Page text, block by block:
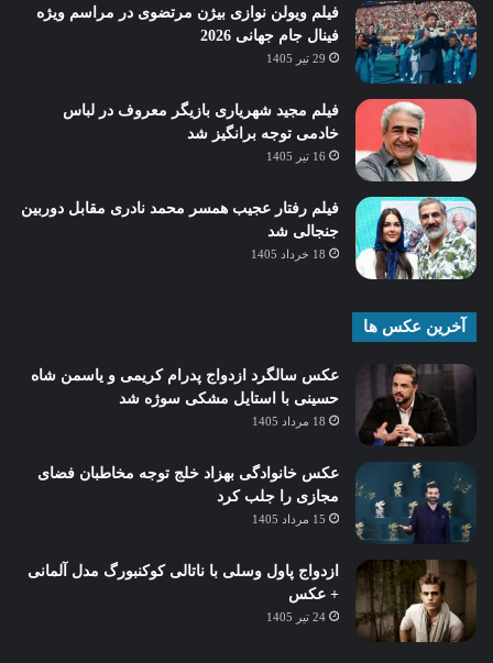
فیلم ویولن نوازی بیژن مرتضوی در مراسم ویژه
فینال جام جهانی 2026
29 تیر 1405
فیلم مجید شهریاری بازیگر معروف در لباس
خادمی توجه برانگیز شد
16 تیر 1405
فیلم رفتار عجیب همسر محمد نادری مقابل دوربین
جنجالی شد
18 خرداد 1405
آخرین عکس ها
عکس سالگرد ازدواج پدرام کریمی و یاسمن شاه‌
حسینی با استایل مشکی سوژه شد
18 مرداد 1405
عکس خانوادگی بهزاد خلج توجه مخاطبان فضای
مجازی را جلب کرد
15 مرداد 1405
ازدواج پاول وسلی با ناتالی کوکنبورگ مدل آلمانی
+ عکس
24 تیر 1405